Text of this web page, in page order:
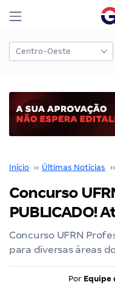
Início ›› Últimas Notícias ››
Concurso
PUBLICADO!
Concurso UFRN
para diversas áreas
Por Equipe